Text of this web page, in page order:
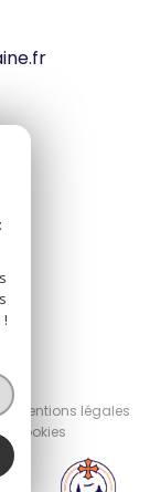
Mentions légales
Cookies